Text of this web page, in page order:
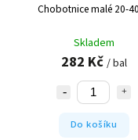
Chobotnice malé 20-
Skladem
282 Kč / bal
Do košíku